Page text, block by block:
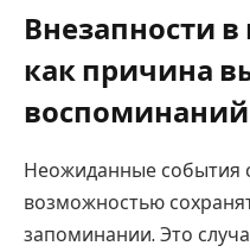
Внезапности
как причина
воспоминаний
Неожиданные события
возможностью
запоминании. Это